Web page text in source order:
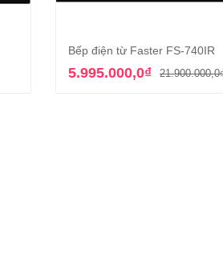
Thêm vào giỏ hàng
Bếp điện từ Faster FS-740IR
21.900.000,0
5.995.000,0₫